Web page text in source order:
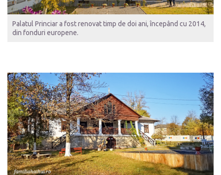
Palatul Princiar a fost renovat timp de doi ani, începând cu 2014,
din fonduri europene.